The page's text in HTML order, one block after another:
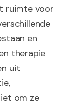
ruimte voor
en
therapie
uit
om ze